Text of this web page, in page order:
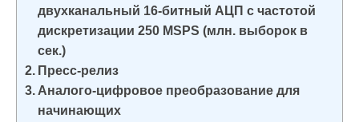
двухканальный 16-битный АЦП с частотой
дискретизации 250 MSPS (млн. выборок в
сек.)
Пресс-релиз
Аналого-цифровое преобразование для
начинающих